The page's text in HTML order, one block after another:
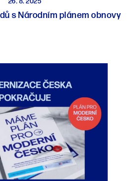
s Národním plánem obnovy